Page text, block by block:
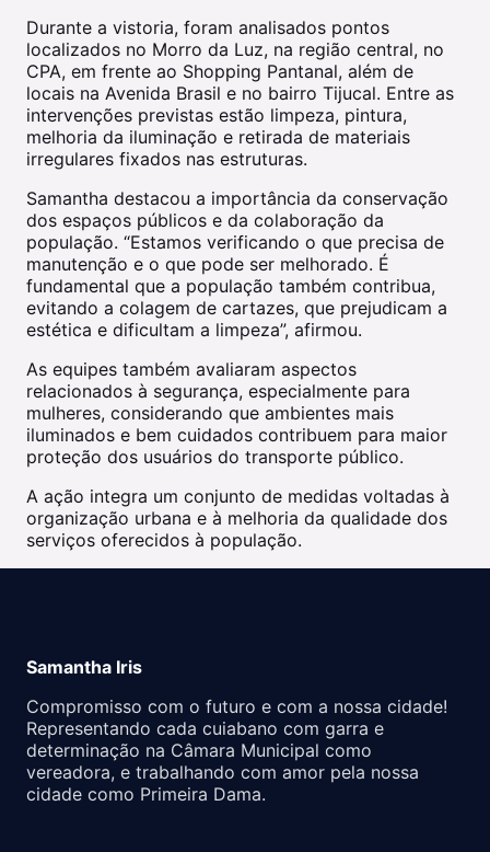
Durante a vistoria, foram analisados pontos
localizados no Morro da Luz, na região central, no
CPA, em frente ao Shopping Pantanal, além de
locais na Avenida Brasil e no bairro Tijucal. Entre as
intervenções previstas estão limpeza, pintura,
melhoria da iluminação e retirada de materiais
irregulares fixados nas estruturas.
Samantha destacou a importância da conservação
dos espaços públicos e da colaboração da
população. “Estamos verificando o que precisa de
manutenção e o que pode ser melhorado. É
fundamental que a população também contribua,
evitando a colagem de cartazes, que prejudicam a
estética e dificultam a limpeza”, afirmou.
As equipes também avaliaram aspectos
relacionados à segurança, especialmente para
mulheres, considerando que ambientes mais
iluminados e bem cuidados contribuem para maior
proteção dos usuários do transporte público.
A ação integra um conjunto de medidas voltadas à
organização urbana e à melhoria da qualidade dos
serviços oferecidos à população.
Samantha Iris
Compromisso com o futuro e com a nossa cidade!
Representando cada cuiabano com garra e
determinação na Câmara Municipal como
vereadora, e trabalhando com amor pela nossa
cidade como Primeira Dama.